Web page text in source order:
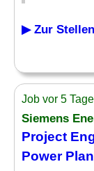
▶ Zur
Job vor 5
Siemens
Project
Power